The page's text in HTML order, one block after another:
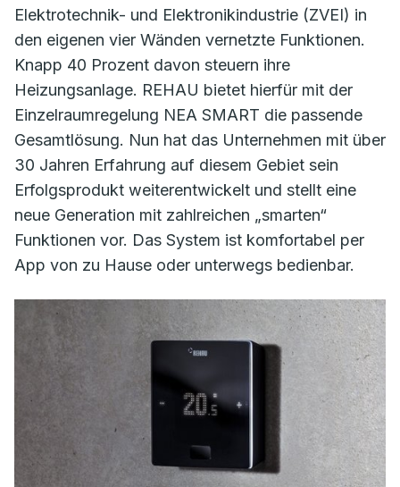
Elektrotechnik- und Elektronikindustrie (ZVEI) in
den eigenen vier Wänden vernetzte Funktionen.
Knapp 40 Prozent davon steuern ihre
Heizungsanlage. REHAU bietet hierfür mit der
Einzelraumregelung NEA SMART die passende
Gesamtlösung. Nun hat das Unternehmen mit über
30 Jahren Erfahrung auf diesem Gebiet sein
Erfolgsprodukt weiterentwickelt und stellt eine
neue Generation mit zahlreichen „smarten“
Funktionen vor. Das System ist komfortabel per
App von zu Hause oder unterwegs bedienbar.